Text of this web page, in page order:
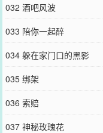
032 酒吧风波
033 陪你一起醉
034 躲在家门口的黑影
035 绑架
036 索赔
037 神秘玫瑰花